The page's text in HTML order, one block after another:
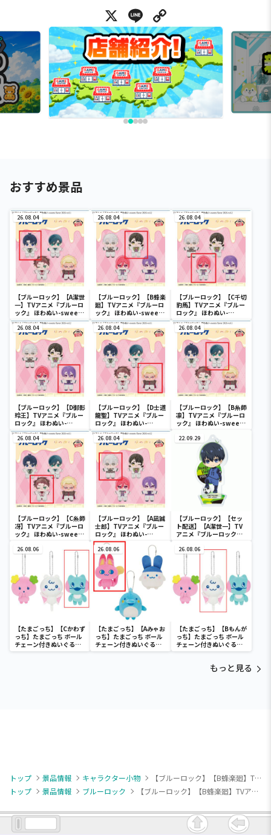
X Line
おすすめ景品
26.08.04
【ブルーロック】【A潔世
一】TVアニメ『ブルーロ
ック』 ほわぬい-sweets
flavor 2026-vol.1
26.08.04
【ブルーロック】【B蜂楽
廻】TVアニメ『ブルーロ
ック』 ほわぬい-sweets
flavor 2026-vol.2
26.08.04
【ブルーロック】【C千切
豹馬】TVアニメ『ブルー
ロック』 ほわぬい-
sweets flavor 2026-
vol.2
26.08.04
【ブルーロック】【D御影
玲王】TVアニメ『ブルー
ロック』 ほわぬい-
sweets flavor 2026-
vol.2
26.08.04
【ブルーロック】【D士道
龍聖】TVアニメ『ブルー
ロック』 ほわぬい-
sweets flavor 2026-
vol.1
26.08.04
【ブルーロック】【B糸師
凛】TVアニメ『ブルーロ
ック』 ほわぬい-sweets
26.08.04
【ブルーロック】【C糸師
冴】TVアニメ『ブルーロ
ック』 ほわぬい-sweets
26.08.04
【ブルーロック】【A凪誠
士郎】TVアニメ『ブルー
ロック』 ほわぬい-
sweets flavor 2026-
vol.2
22.09.29
【ブルーロック】【セッ
ト配送】【A潔世一】TV
アニメ『ブルーロック』
アクリルプレートvol.1
26.08.06
【たまごっち】【Cかわず
っち】たまごっち ボール
チェーン付きぬいぐるみ
～Tamagotchi
26.08.06
【たまごっち】【Aみゃお
っち】たまごっち ボール
チェーン付きぬいぐるみ
～Tamagotchi
26.08.06
【たまごっち】【Bもんが
っち】たまごっち ボール
チェーン付きぬいぐるみ
～Tamagotchi
もっと見る
トップ 景品情報 キャラクター小物
【ブルーロック】【B蜂楽廻】TVアニメ『ブルーロック』 ちびぐるみポーズ！おなまえアクリルバッジ～魔法のようせい～
トップ
景品情報 ブルーロック 【ブルーロック】【B蜂楽廻】TVアニメ『ブルーロック』 ちびぐるみポーズ！おなまえアクリルバッジ～魔法のようせい～